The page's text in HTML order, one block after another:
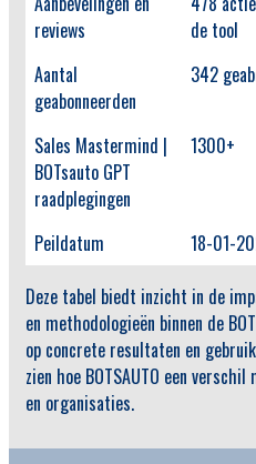
reviews
de tool
Aantal
geabonneerden
342
Sales Mastermind |
BOTsauto GPT
raadplegingen
1300+
Peildatum
18-01-
Deze tabel biedt inzicht in de
en methodologieën binnen de
op concrete resultaten en
zien hoe BOTSAUTO een
en organisaties.